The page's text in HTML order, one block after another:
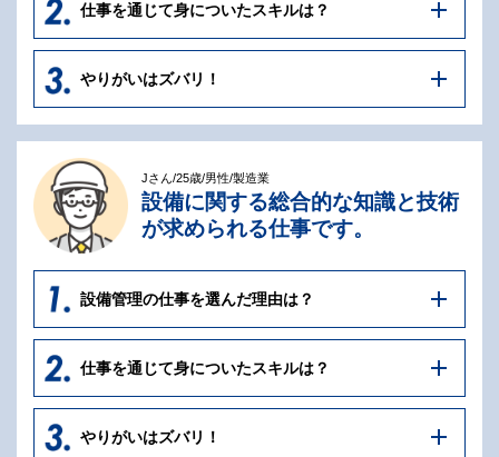
仕事を通じて身についたスキルは？
やりがいはズバリ！
Jさん/25歳/男性/製造業
設備に関する総合的な知識と技術
が求められる仕事です。
設備管理の仕事を選んだ理由は？
仕事を通じて身についたスキルは？
やりがいはズバリ！